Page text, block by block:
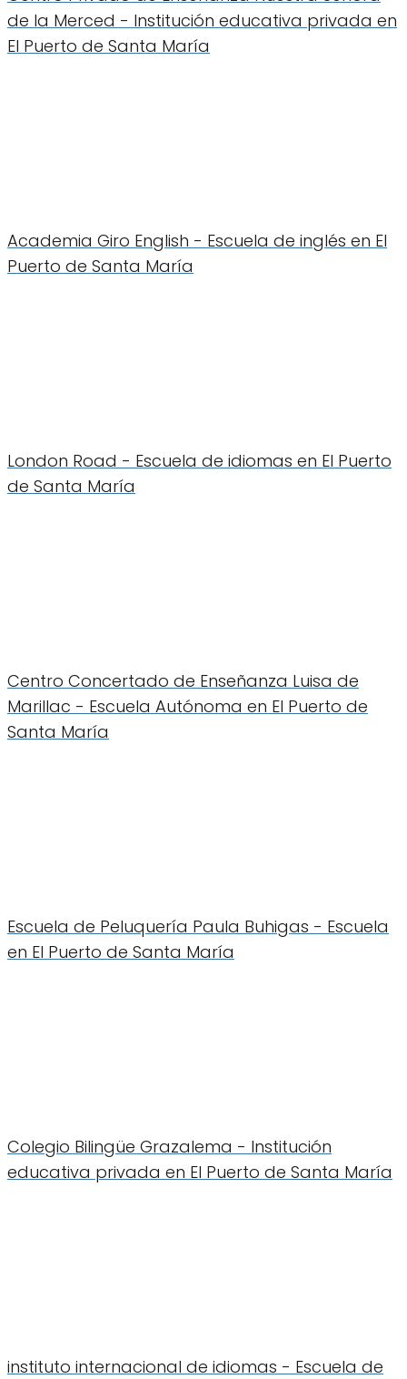
de la Merced - Institución educativa privada en
El Puerto de Santa María
Academia Giro English - Escuela de inglés en El
Puerto de Santa María
London Road - Escuela de idiomas en El Puerto
de Santa María
Centro Concertado de Enseñanza Luisa de
Marillac - Escuela Autónoma en El Puerto de
Santa María
Escuela de Peluquería Paula Buhigas - Escuela
en El Puerto de Santa María
Colegio Bilingüe Grazalema - Institución
educativa privada en El Puerto de Santa María
instituto internacional de idiomas - Escuela de